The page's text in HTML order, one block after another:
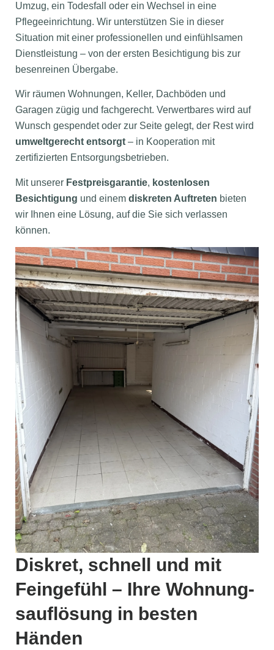
Umzug, ein Todesfall oder ein Wechsel in eine
Pflegeeinrichtung. Wir unterstützen Sie in dieser
Situation mit einer professionellen und einfühlsamen
Dienstleistung – von der ersten Besichtigung bis zur
besenreinen Übergabe.
Wir räumen Wohnungen, Keller, Dachböden und
Garagen zügig und fachgerecht. Verwertbares wird auf
Wunsch gespendet oder zur Seite gelegt, der Rest wird
umweltgerecht entsorgt – in Kooperation mit
zertifizierten Entsorgungsbetrieben.
Mit unserer Festpreisgarantie, kostenlosen
Besichtigung und einem diskreten Auftreten bieten
wir Ihnen eine Lösung, auf die Sie sich verlassen
können.
Diskret, schnell und mit
Feingefühl – Ihre Wohnung­
sauflösung in besten
Händen